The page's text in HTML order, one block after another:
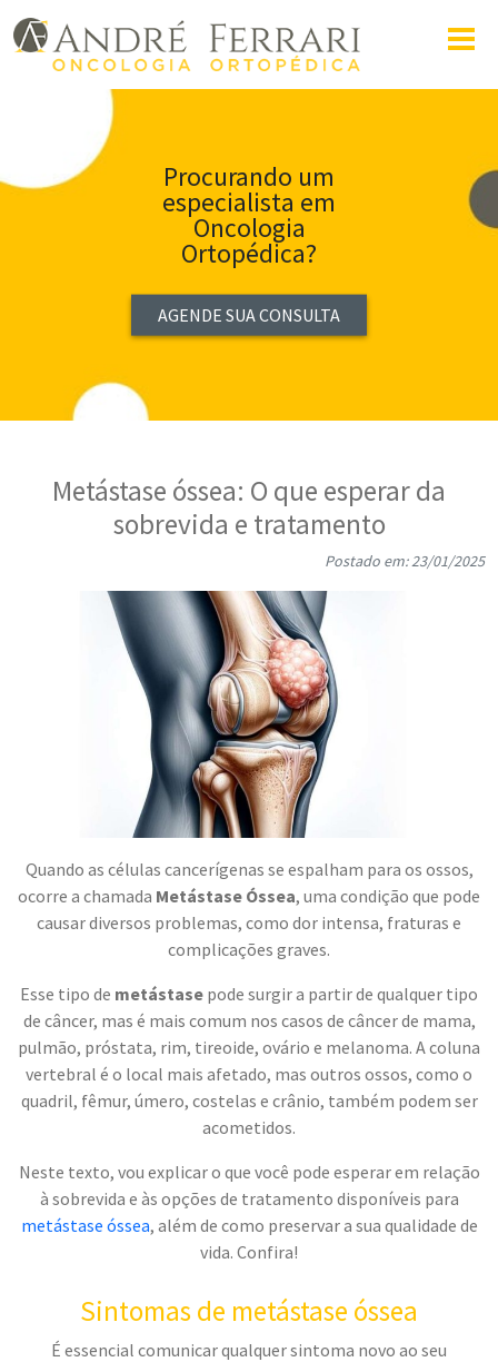
Procurando um
especialista em
Oncologia
Ortopédica?
AGENDE SUA CONSULTA
Metástase óssea: O que esperar da
sobrevida e tratamento
Postado em: 23/01/2025
Quando as células cancerígenas se espalham para os ossos,
ocorre a chamada Metástase Óssea, uma condição que pode
causar diversos problemas, como dor intensa, fraturas e
complicações graves.
Esse tipo de metástase pode surgir a partir de qualquer tipo
de câncer, mas é mais comum nos casos de câncer de mama,
pulmão, próstata, rim, tireoide, ovário e melanoma. A coluna
vertebral é o local mais afetado, mas outros ossos, como o
quadril, fêmur, úmero, costelas e crânio, também podem ser
acometidos.
Neste texto, vou explicar o que você pode esperar em relação
à sobrevida e às opções de tratamento disponíveis para
metástase óssea, além de como preservar a sua qualidade de
vida. Confira!
Sintomas de metástase óssea
É essencial comunicar qualquer sintoma novo ao seu